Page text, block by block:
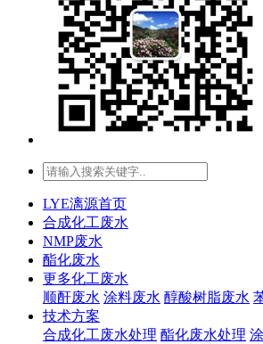
LYE漓源首页
合成化工废水
NMP废水
酯化废水
更多化工废水
顺酐废水 涂料废水 醇酸树脂废水
技术方案
合成化工废水处理 酯化废水处理